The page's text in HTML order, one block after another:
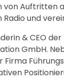
von Auftritten
Radio und
& CEO
GmbH.
Firma